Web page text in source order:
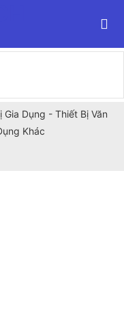
Gia Dụng - Thiết Bị Văn
Khác